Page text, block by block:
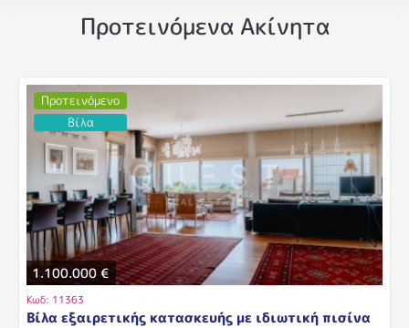
Προτεινόμενα Ακίνητα
1.100.000 €
Προτεινόμενο
Βίλα
Κωδ: 11363
Βίλα εξαιρετικής κατασκευής με ιδιωτική πισίνα